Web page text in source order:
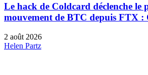
Le hack de Coldcard déclenche le
mouvement de BTC depuis FTX
2 août 2026
Helen Partz